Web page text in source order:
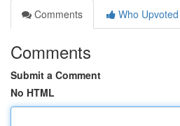
Comments
Who Upvoted
Comments
Submit a Comment
No HTML